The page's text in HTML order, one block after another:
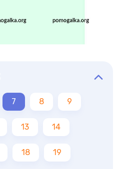
7 8 9
13 14
18 19